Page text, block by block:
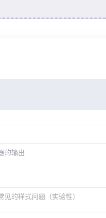
的输出
见的样式问题（实验性）